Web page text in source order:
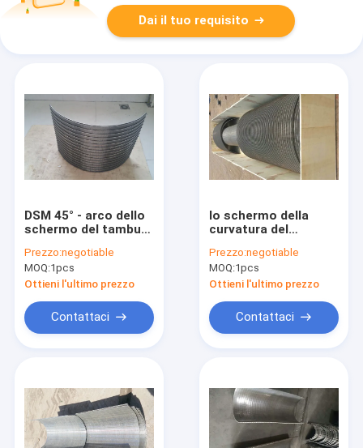
Dai il tuo requisito
DSM 45° - arco dello
schermo del tamburo
120° che setaccia il
filtro Johnson Wedge
Wire Screen dal cavo
Prezzo:negotiable
MOQ:1pcs
Ottieni l'ultimo prezzo
Contattaci
lo schermo della
curvatura del
di 2000mm ha
curvato setacciando
le reti metalliche
scanalatura di 1mm -
di 0.25mm
Prezzo:negotiable
MOQ:1pcs
Ottieni l'ultimo prezzo
Contattaci